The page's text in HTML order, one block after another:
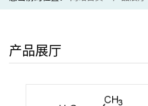
产品展厅